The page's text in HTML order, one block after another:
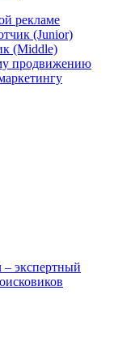
рекламе
(Junior)
(Middle)
продвижению
– экспертный